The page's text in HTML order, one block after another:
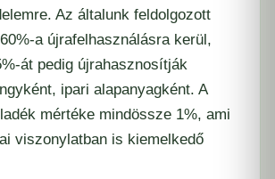
Az általunk feldolgozott
a újrafelhasználásra kerül,
át pedig újrahasznosítják
ipari alapanyagként. A
mértéke mindössze 1%, ami
viszonylatban is kiemelkedő